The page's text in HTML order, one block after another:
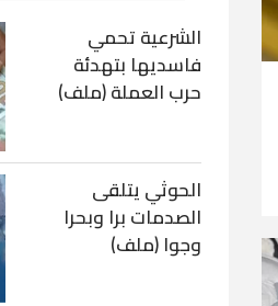
الشرعية تحمي
فاسديها بتهدئة
حرب العملة (ملف)
الحوثي يتلقى
الصدمات برا وبحرا
وجوا (ملف)